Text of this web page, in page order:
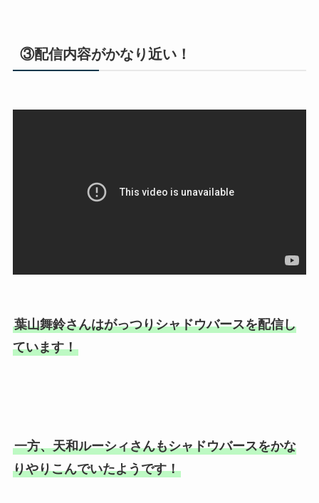
③配信内容がかなり近い！
葉山舞鈴さんはがっつりシャドウバースを配信し
ています！
一方、天和ルーシィさんもシャドウバースをかな
りやりこんでいたようです！